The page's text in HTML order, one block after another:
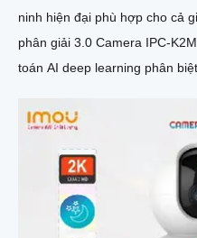
ninh hiện đại phù hợp cho cả
phân giải 3.0 Camera IPC-
toán AI deep learning phân